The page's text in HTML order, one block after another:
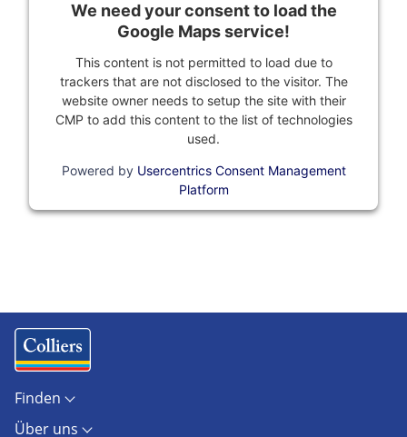
We need your consent to load the
Google Maps service!
This content is not permitted to load due to
trackers that are not disclosed to the visitor. The
website owner needs to setup the site with their
CMP to add this content to the list of technologies
used.
Powered by Usercentrics Consent Management
Platform
Finden
Standorte
Über uns